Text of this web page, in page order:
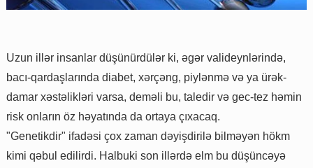
Uzun illər insanlar düşünürdülər ki, əgər valideynlərində,
bacı-qardaşlarında diabet, xərçəng, piylənmə və ya ürək-
damar xəstəlikləri varsa, deməli bu, taledir və gec-tez həmin
risk onların öz həyatında da ortaya çıxacaq.
"Genetikdir" ifadəsi çox zaman dəyişdirilə bilməyən hökm
kimi qəbul edilirdi. Halbuki son illərdə elm bu düşüncəyə